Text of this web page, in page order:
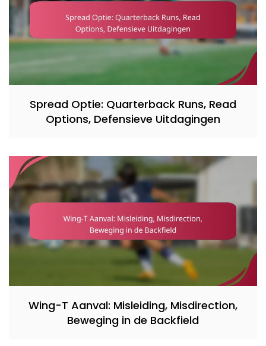
Spread Optie: Quarterback Runs, Read
Options, Defensieve Uitdagingen
Wing-T Aanval: Misleiding, Misdirection,
Beweging in de Backfield